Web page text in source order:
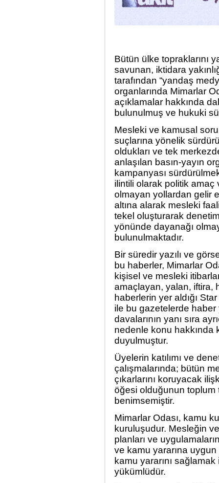
Bütün ülke topraklarını
savunan, iktidara
tarafından “yandaş
organlarında Mimarlar
açıklamalar hakkında
bulunulmuş ve hukuki
Mesleki ve kamusal
suçlarına yönelik
oldukları ve tek
anlaşılan basın-yayın
kampanyası
ilintili olarak politik
olmayan yollardan gelir
altına alarak mesleki
tekel oluşturarak denetim
yönünde dayanağı
bulunulmaktadır.
Bir süredir yazılı ve
bu haberler, Mimarlar
kişisel ve mesleki
amaçlayan, yalan, iftira,
haberlerin yer aldığı
ile bu gazetelerde haber
davalarının yanı sıra
nedenle konu hakkında
duyulmuştur.
Üyelerin katılımı ve
çalışmalarında; bütün
çıkarlarını koruyacak
öğesi olduğunun toplum
benimsemiştir.
Mimarlar Odası, kamu
kuruluşudur. Mesleğin
planları ve
ve kamu yararına
kamu yararını
yükümlüdür.